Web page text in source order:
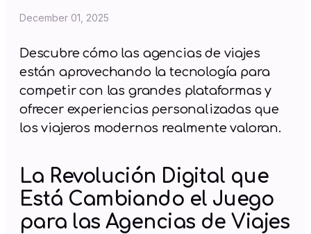
December 01, 2025
Descubre cómo las agencias de viajes
están aprovechando la tecnología para
competir con las grandes plataformas y
ofrecer experiencias personalizadas que
los viajeros modernos realmente valoran.
La Revolución Digital que
Está Cambiando el Juego
para las Agencias de Viajes